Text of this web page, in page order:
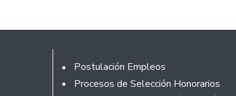
Footer
Postulación Empleos
Procesos de Selección Honorarios